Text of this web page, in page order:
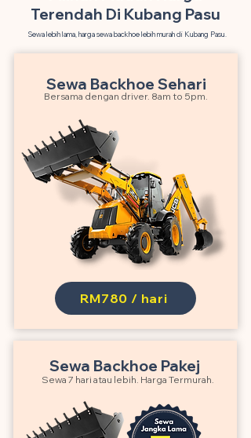
Terendah Di Kubang Pasu
Sewa lebih lama, harga sewa backhoe lebih murah di Kubang Pasu.
Sewa Backhoe Sehari
Bersama dengan driver. 8am to 5pm.
RM780 / hari
Sewa Backhoe Pakej
Sewa 7 hari atau lebih. Harga Termurah.